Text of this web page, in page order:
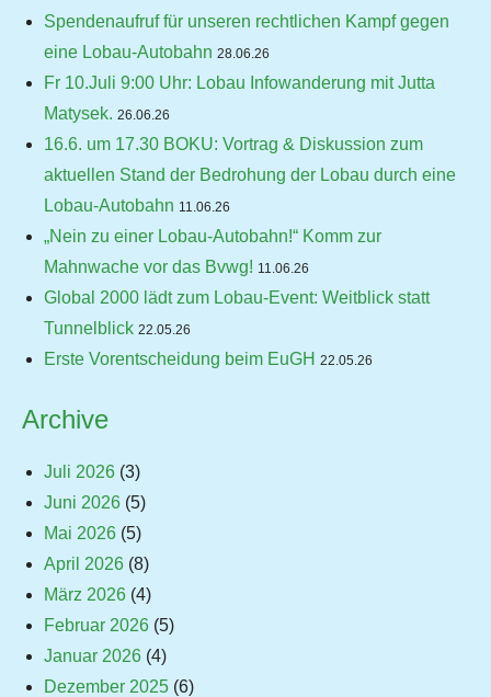
Spendenaufruf für unseren rechtlichen Kampf gegen
eine Lobau-Autobahn 28.06.26
Fr 10.Juli 9:00 Uhr: Lobau Infowanderung mit Jutta
Matysek. 26.06.26
16.6. um 17.30 BOKU: Vortrag & Diskussion zum
aktuellen Stand der Bedrohung der Lobau durch eine
Lobau-Autobahn 11.06.26
„Nein zu einer Lobau-Autobahn!“ Komm zur
Mahnwache vor das Bvwg! 11.06.26
Global 2000 lädt zum Lobau-Event: Weitblick statt
Tunnelblick 22.05.26
Erste Vorentscheidung beim EuGH 22.05.26
Archive
Juli 2026 (3)
Juni 2026 (5)
Mai 2026 (5)
April 2026 (8)
März 2026 (4)
Februar 2026 (5)
Januar 2026 (4)
Dezember 2025 (6)